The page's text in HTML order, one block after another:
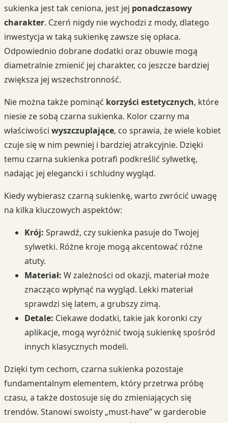
sukienka jest tak ceniona, jest jej ponadczasowy
charakter. Czerń nigdy nie wychodzi z mody, dlatego
inwestycja w taką sukienkę zawsze się opłaca.
Odpowiednio dobrane dodatki oraz obuwie mogą
diametralnie zmienić jej charakter, co jeszcze bardziej
zwiększa jej wszechstronność.
Nie można także pominąć korzyści estetycznych, które
niesie ze sobą czarna sukienka. Kolor czarny ma
właściwości wyszczuplające, co sprawia, że wiele kobiet
czuje się w nim pewniej i bardziej atrakcyjnie. Dzięki
temu czarna sukienka potrafi podkreślić sylwetkę,
nadając jej elegancki i schludny wygląd.
Kiedy wybierasz czarną sukienkę, warto zwrócić uwagę
na kilka kluczowych aspektów:
Krój: Sprawdź, czy sukienka pasuje do Twojej
sylwetki. Różne kroje mogą akcentować różne
atuty.
Materiał: W zależności od okazji, materiał może
znacząco wpłynąć na wygląd. Lekki materiał
sprawdzi się latem, a grubszy zimą.
Detale: Ciekawe dodatki, takie jak koronki czy
aplikacje, mogą wyróżnić twoją sukienkę spośród
innych klasycznych modeli.
Dzięki tym cechom, czarna sukienka pozostaje
fundamentalnym elementem, który przetrwa próbę
czasu, a także dostosuje się do zmieniających się
trendów. Stanowi swoisty „must-have” w garderobie